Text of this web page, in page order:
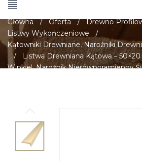
Główna / Oferta / Drewno
Listwy Wykończeniowe
/
Kątowniki Drewniane, Narożniki
/
Listwa Drewniana Kątowa –
Winkiel, Narożnik Nierównoramienny